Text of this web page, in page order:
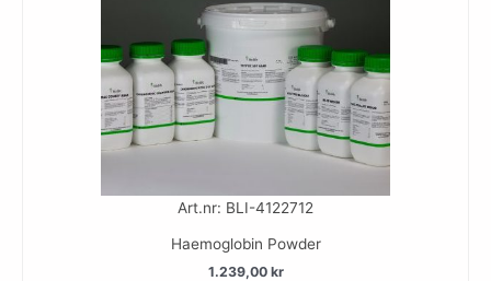
Art.nr: BLI-4122712
Haemoglobin Powder
1.239,00 kr